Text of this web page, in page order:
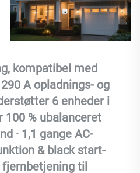
kompatibel med
A opladnings- og
6 enheder i
100 % ubalanceret
· 1,1 gange AC-
& black start-
til